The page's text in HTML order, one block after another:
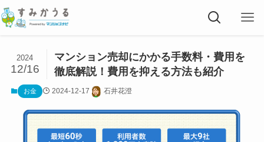
マンション売却にかかる手数料・費用を
徹底解説！費用を抑える方法も紹介
2024
12/16
お金 2024-12-17 石井花澄